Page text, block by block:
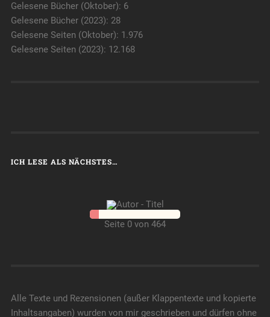
Gelesene Bücher (Oktober): 6
Gelesene Bücher (2023): 28
Gelesene Seiten (Oktober): 1.976
Gelesene Seiten (2023): 12.168
ICH LESE ALS NÄCHSTES…
Seite 0 von 464
Alle Texte und Rezensionen (außer Klappentexte und kopierte
Inhaltsangaben) wurden von mir geschrieben und dürfen ohne